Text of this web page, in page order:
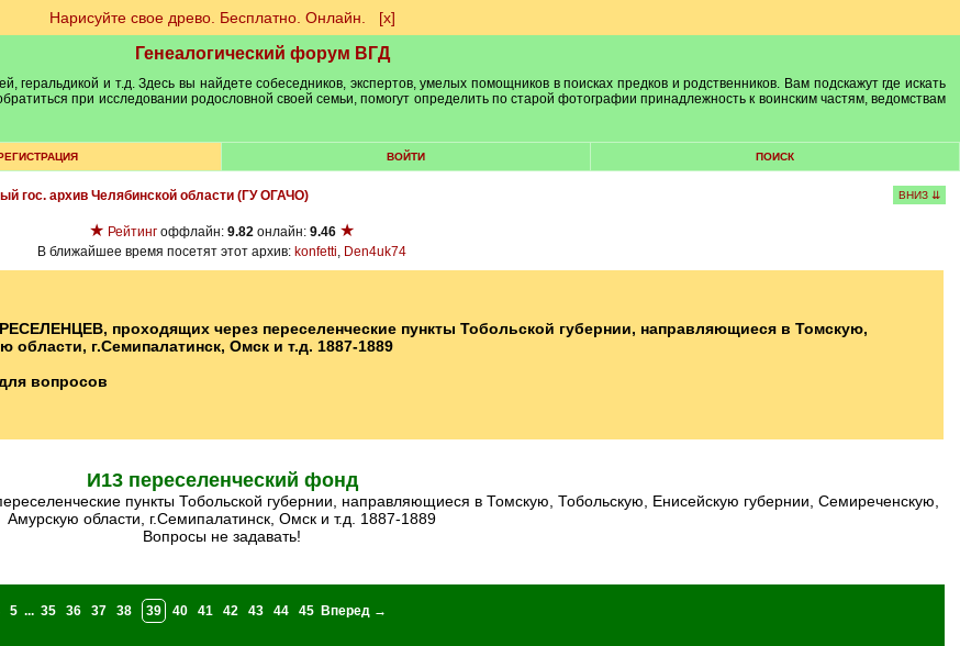
Нарисуйте свое древо. Бесплатно. Онлайн. [х]
Генеалогический форум ВГД
геральдикой и т.д. Здесь вы найдете собеседников, экспертов, умелых помощников в поисках предков и родственников. Вам подскажут где искать
при исследовании родословной своей семьи, помогут определить по старой фотографии принадлежность к воинским частям, ведомствам
ВОЙТИ ПОИСК
гос. архив Челябинской области (ГУ ОГАЧО) ВНИЗ ⇊
★ Рейтинг оффлайн: 9.82 онлайн: 9.46 ★
В ближайшее время посетят этот архив: konfetti, Den4uk74
проходящих через переселенческие пункты Тобольской губернии, направляющиеся в Томскую,
г.Семипалатинск, Омск и т.д. 1887-1889
вопросов
И13 переселенческий фонд
Амурскую области, г.Семипалатинск, Омск и т.д. 1887-1889
Вопросы не задавать!
5 ... 35 36 37 38 39 40 41 42 43 44 45
Вперед →